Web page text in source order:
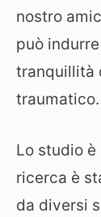
nostro
può
tranquillità
traumatico.
Lo studio
ricerca è
da diversi